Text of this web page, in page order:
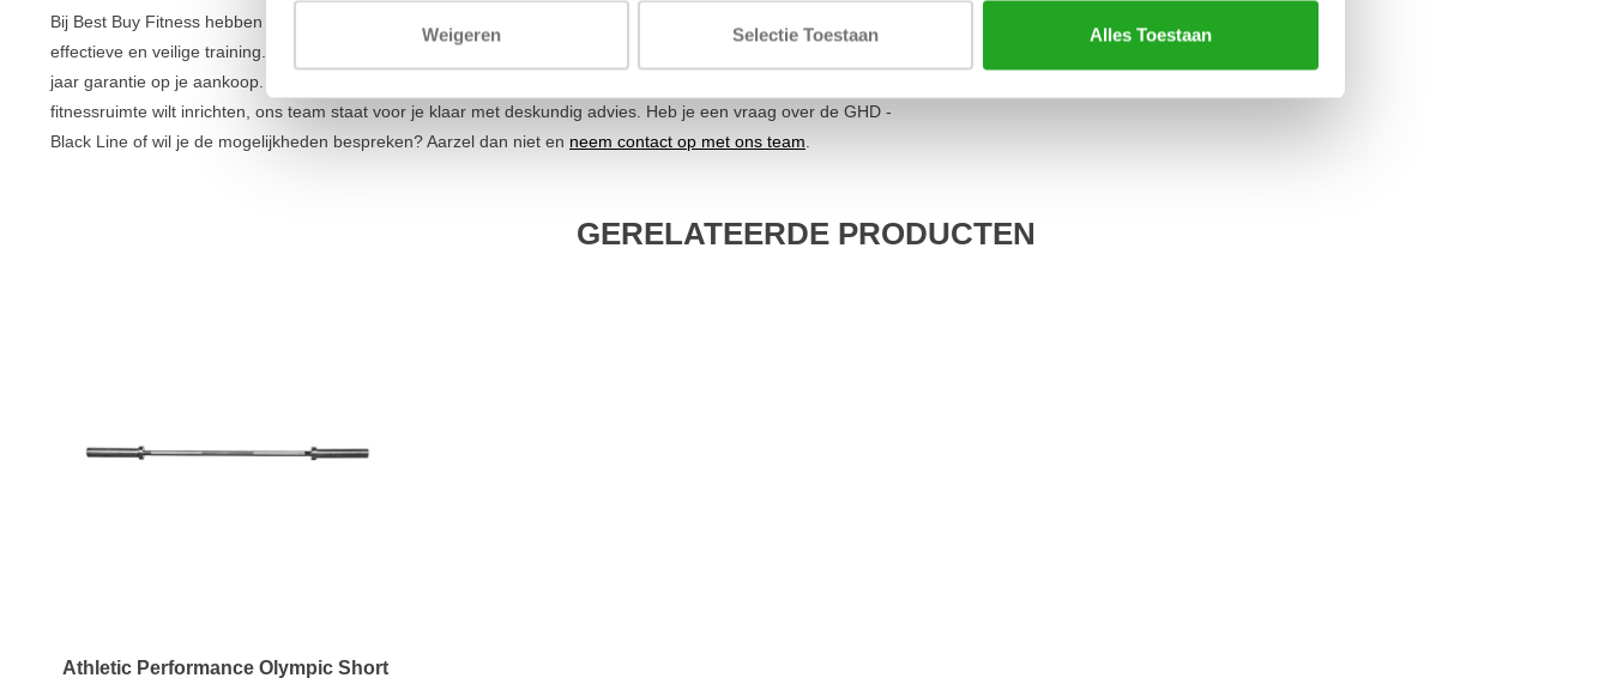
Weigeren Selectie Toestaan Alles Toestaan
Bij Best Buy Fitness hebben we meer dan 28 jaar ervaring in de fitnessbranche. We weten wat nodig is voor een
effectieve en veilige training. Daarom wordt al onze apparatuur zorgvuldig geselecteerd en krijg je standaard 1
jaar garantie op je aankoop. Of je nu één apparaat zoekt om je training compleet te maken of een hele
fitnessruimte wilt inrichten, ons team staat voor je klaar met deskundig advies. Heb je een vraag over de GHD -
Black Line of wil je de mogelijkheden bespreken? Aarzel dan niet en neem contact op met ons team
GERELATEERDE PRODUCTEN
Athletic Performance Olympic Short